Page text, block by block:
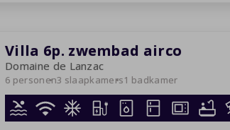
Villa 6p. zwembad airco
Domaine de Lanzac
6 personen3 slaapkamers1 badkamer